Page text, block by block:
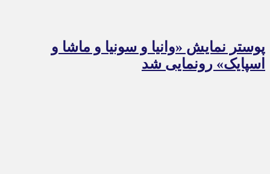
پوستر نمایش «وانیا و سونیا و ماشا و
اسپایک» رونمایی شد